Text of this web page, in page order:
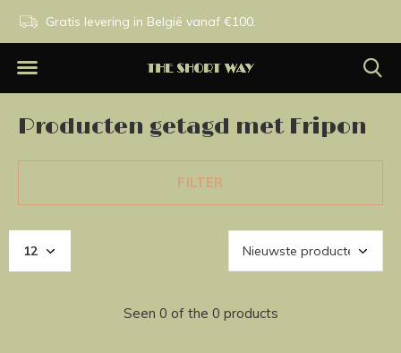
Gratis levering in België vanaf €100.
Producten getagd met Fripon
FILTER
Seen 0 of the 0 products